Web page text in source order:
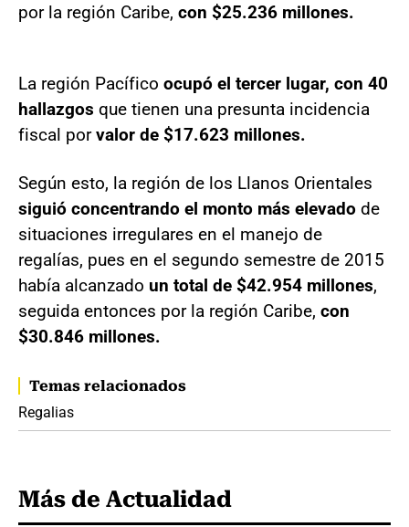
por la región Caribe, con $25.236 millones.
La región Pacífico ocupó el tercer lugar, con 40
hallazgos que tienen una presunta incidencia
fiscal porvalor de $17.623 millones.
Según esto, la región de los Llanos Orientales
siguió concentrando el monto más elevado de
situaciones irregulares en el manejo de
regalías, pues en el segundo semestre de 2015
había alcanzado un total de $42.954 millones,
seguida entonces por la región Caribe, con
$30.846 millones.
Temas relacionados
Regalias
Más de Actualidad